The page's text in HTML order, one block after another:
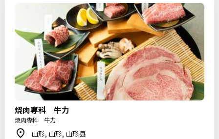
烧肉専科 牛力
焼肉専科 牛力
山形, 山形, 山形县